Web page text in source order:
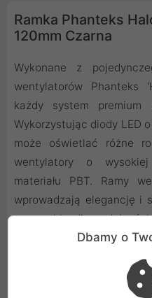
Ramka Phanteks
120mm Czarna
Wykonane z
wentylatorów Phanteks
każdy system premium
Wykorzystując diody LED
może oświetlać różne
wentylatory o
materiału PBT. Ramy
wprowadzają elegancję i
uszczerbku dla wydajności.
Najważniejsze
Dodaj wielokolorowe
Dbamy o